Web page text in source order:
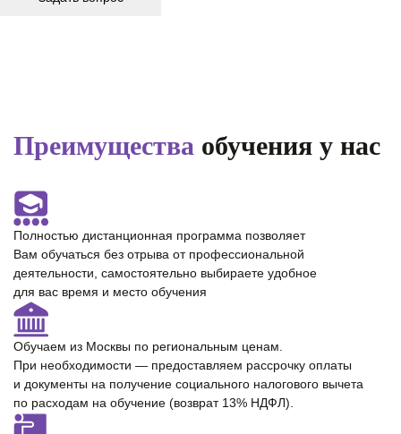
Преимущества обучения у нас
Полностью дистанционная программа позволяет
Вам обучаться без отрыва от профессиональной
деятельности, самостоятельно выбираете удобное
для вас время и место обучения
Обучаем из Москвы по региональным ценам.
При необходимости — предоставляем рассрочку оплаты
и документы на получение cоциального налогового вычета
по расходам на обучение (возврат 13% НДФЛ).